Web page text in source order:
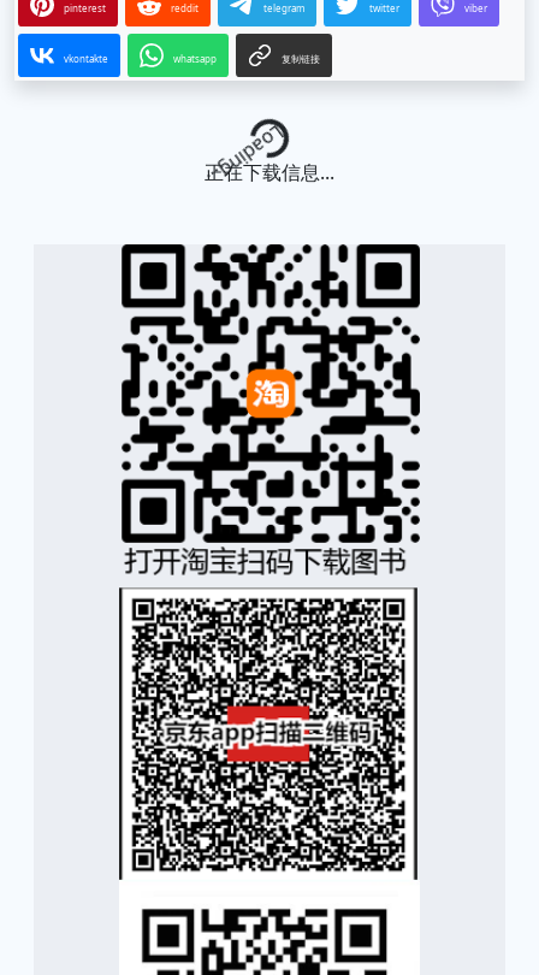
pinterest reddit telegram twitter viber
vkontakte whatsapp 复制链接
Loading...
正在下载信息...